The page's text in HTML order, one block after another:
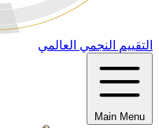
التقييم النجمي العالمي
Main Menu